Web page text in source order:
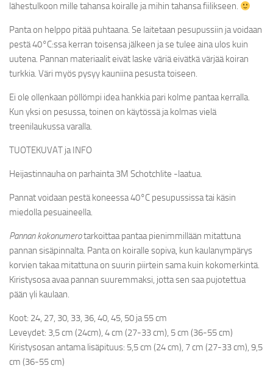
lähestulkoon mille tahansa koiralle ja mihin tahansa fiilikseen.
Panta on helppo pitää puhtaana. Se laitetaan pesupussiin ja voidaan
pestä 40°C:ssa kerran toisensa jälkeen ja se tulee aina ulos kuin
uutena. Pannan materiaalit eivät laske väriä eivätkä värjää koiran
turkkia. Väri myös pysyy kauniina pesusta toiseen.
Ei ole ollenkaan pöllömpi idea hankkia pari kolme pantaa kerralla.
Kun yksi on pesussa, toinen on käytössä ja kolmas vielä
treenilaukussa varalla.
TUOTEKUVAT ja INFO
Heijastinnauha on parhainta 3M Schotchlite -laatua.
Pannat voidaan pestä koneessa 40°C pesupussissa tai käsin
miedolla pesuaineella.
Pannan kokonumerotarkoittaa pantaa pienimmillään mitattuna
pannan sisäpinnalta. Panta on koiralle sopiva, kun kaulanympärys
korvien takaa mitattuna on suurin piirtein sama kuin kokomerkintä.
Kiristysosa avaa pannan suuremmaksi, jotta sen saa pujotettua
pään yli kaulaan.
Koot: 24, 27, 30, 33, 36, 40, 45, 50 ja 55 cm
Leveydet: 3,5 cm (24cm), 4 cm (27-33 cm), 5 cm (36-55 cm)
Kiristysosan antama lisäpituus: 5,5 cm (24 cm), 7 cm (27-33 cm), 9,5
cm (36-55 cm)